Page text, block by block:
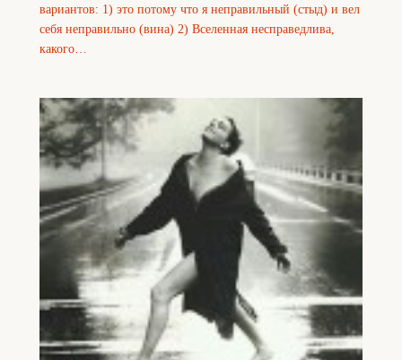
вариантов: 1) это потому что я неправильный (стыд) и вел
себя неправильно (вина) 2) Вселенная несправедлива,
какого…